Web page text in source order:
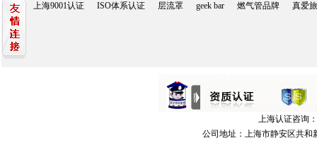
上海9001认证 ISO体系认证 层流罩 geek bar 燃气管品牌 真爱
上海认证咨询
公司地址：上海市静安区共和